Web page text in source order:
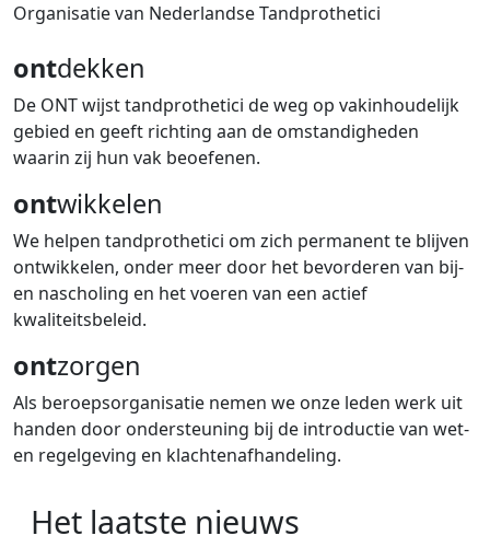
Organisatie van Nederlandse Tandprothetici
ontdekken
De ONT wijst tandprothetici de weg op vakinhoudelijk
gebied en geeft richting aan de omstandigheden
waarin zij hun vak beoefenen.
ontwikkelen
We helpen tandprothetici om zich permanent te blijven
ontwikkelen, onder meer door het bevorderen van bij-
en nascholing en het voeren van een actief
kwaliteitsbeleid.
ontzorgen
Als beroepsorganisatie nemen we onze leden werk uit
handen door ondersteuning bij de introductie van wet-
en regelgeving en klachtenafhandeling.
Het laatste nieuws